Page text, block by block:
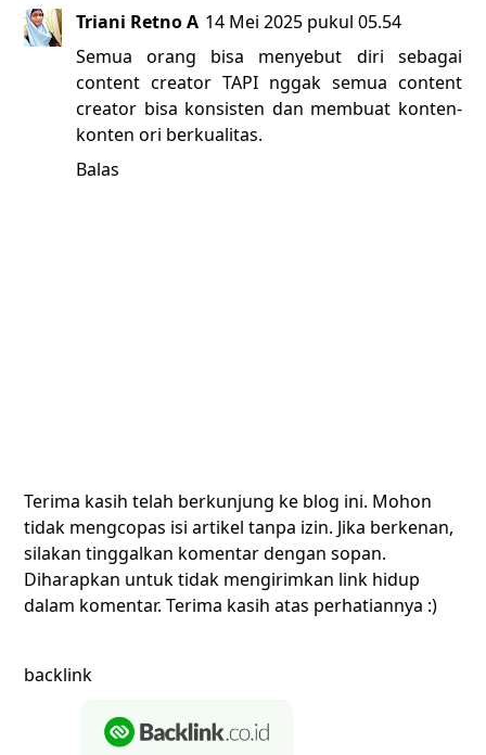
Triani Retno A 14 Mei 2025 pukul 05.54
Semua orang bisa menyebut diri sebagai
content creator TAPI nggak semua content
creator bisa konsisten dan membuat konten-
konten ori berkualitas.
Balas
Terima kasih telah berkunjung ke blog ini. Mohon
tidak mengcopas isi artikel tanpa izin. Jika berkenan,
silakan tinggalkan komentar dengan sopan.
Diharapkan untuk tidak mengirimkan link hidup
dalam komentar. Terima kasih atas perhatiannya :)
backlink